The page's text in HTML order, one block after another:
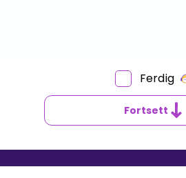
Ferdig
Fortsett